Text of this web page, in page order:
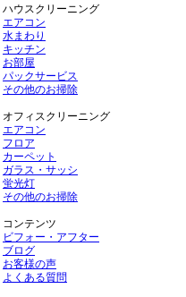
ハウスクリーニング
エアコン
水まわり
キッチン
お部屋
パックサービス
その他のお掃除
オフィスクリーニング
エアコン
フロア
カーペット
ガラス・サッシ
蛍光灯
その他のお掃除
コンテンツ
ビフォー・アフター
ブログ
お客様の声
よくある質問